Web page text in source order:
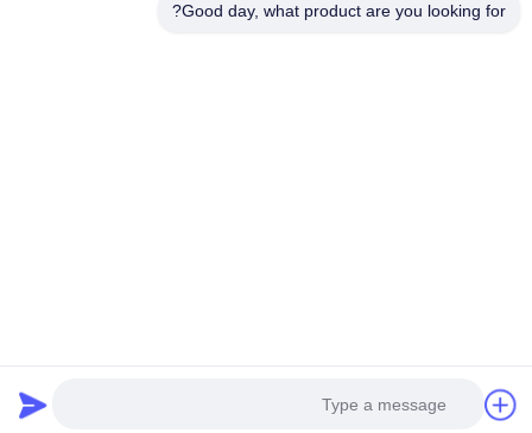
الأحداث
Good day, what product are you looking for?